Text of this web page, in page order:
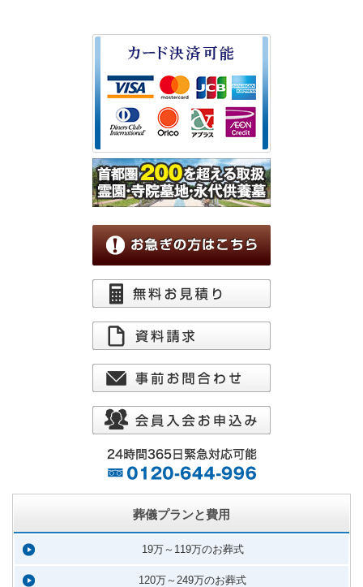
葬儀プランと費用
19万～119万のお葬式
120万～249万のお葬式